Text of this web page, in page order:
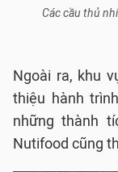
Các cầu thủ
Ngoài ra, khu
thiệu hành
những thành
Nutifood cũng